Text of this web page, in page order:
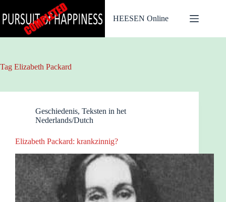
naar
de
HEESEN Online
Tag Elizabeth Packard
Geschiedenis, Teksten in het
Nederlands/Dutch
Elizabeth Packard: krankzinnig?